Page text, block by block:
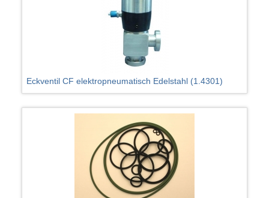
Eckventil CF elektropneumatisch Edelstahl (1.4301)